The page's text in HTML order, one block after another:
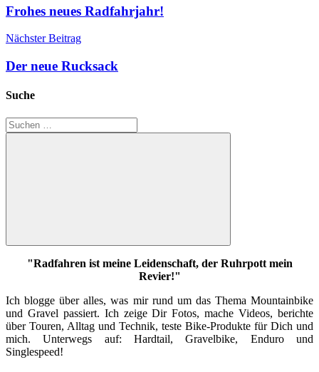
Frohes neues Radfahrjahr!
Nächster Beitrag
Der neue Rucksack
Suche
Suchen
nach:
Suchen
"Radfahren ist meine Leidenschaft, der Ruhrpott mein
Revier!"
Ich blogge über alles, was mir rund um das Thema Mountainbike
und Gravel passiert. Ich zeige Dir Fotos, mache Videos, berichte
über Touren, Alltag und Technik, teste Bike-Produkte für Dich und
mich. Unterwegs auf: Hardtail, Gravelbike, Enduro und
Singlespeed!